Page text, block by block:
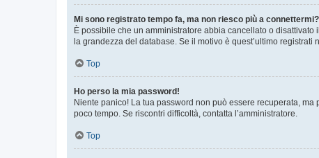
Mi sono registrato tempo fa, ma non riesco più a
È possibile che un amministratore abbia cancellato o
la grandezza del database. Se il motivo è quest’ultimo
Top
Ho perso la mia password!
Niente panico! La tua password non può essere recuperata,
poco tempo. Se riscontri difficoltà, contatta l’amministratore.
Top